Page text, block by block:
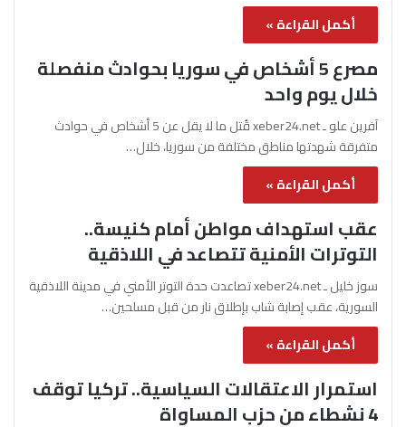
أكمل القراءة »
مصرع 5 أشخاص في سوريا بحوادث منفصلة
خلال يوم واحد
آفرين علو ـ xeber24.net قُتل ما لا يقل عن 5 أشخاص في حوادث
متفرقة شهدتها مناطق مختلفة من سوريا، خلال…
أكمل القراءة »
عقب استهداف مواطن أمام كنيسة..
التوترات الأمنية تتصاعد في اللاذقية
سوز خليل ـ xeber24.net تصاعدت حدة التوتر الأمني في مدينة اللاذقية
السورية، عقب إصابة شاب بإطلاق نار من قبل مسلحين…
أكمل القراءة »
استمرار الاعتقالات السياسية.. تركيا توقف
4 نشطاء من حزب المساواة